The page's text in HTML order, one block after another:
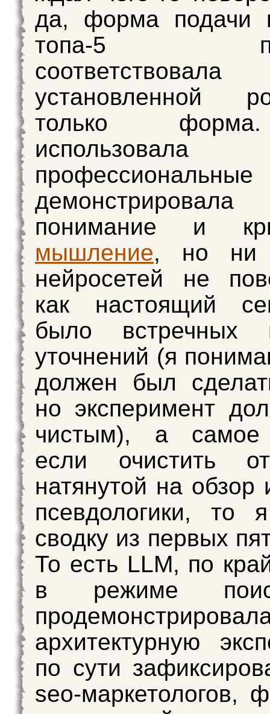
да, форма подачи
топа-5
соответствовала
установленной
только
использовала
демонстрировала
понимание и
мышление, но ни
нейросетей не
как настоящий
было встречных
уточнений (я
должен был
но эксперимент
чистым), а самое
если очистить
натянутой на обзор
псевдологики, то
сводку из первых
То есть LLM, по
в режиме
архитектурную
по сути
seo-маркетологов,